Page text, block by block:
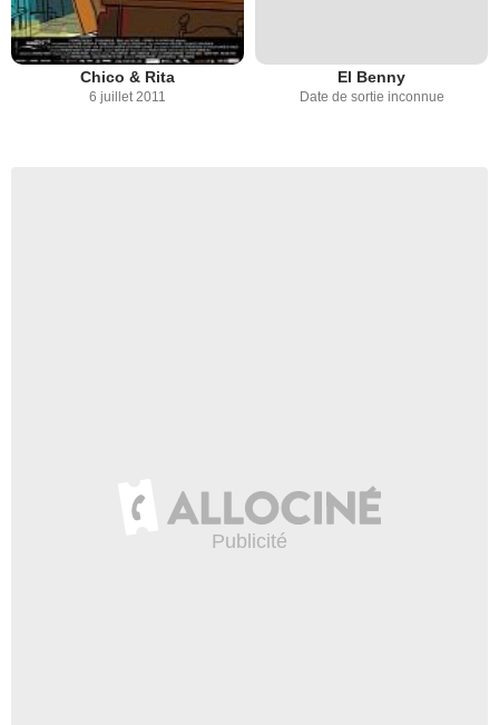
Chico & Rita
6 juillet 2011
El Benny
Date de sortie inconnue